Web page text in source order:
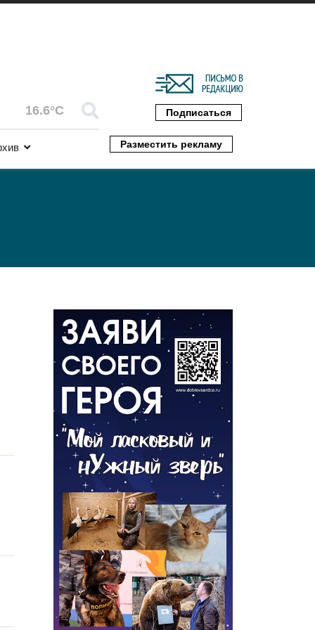
16.6°C Подписаться
Разместить рекламу